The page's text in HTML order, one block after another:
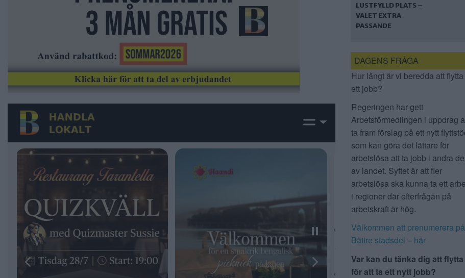
LUSTFYLLD PLATS –
VALET EXTRA
PASSANDE
DAGENS FRÅGA
Hur långt är vi beredda att
ett jobb?
Regeringen har gett
Arbetsförmedlingen i uppdrag
ta fram förslag på ett nytt
som kan göra det lättare för
arbetslösa att ta jobb i andra
av landet. Syftet är att fler
arbetslösa ska kunna ta ett
i regioner där efterfrågan på
arbetskraft är hög.
Välkommen att prenumerera på
Bättre stadsdel – här
Var kan du tänka dig att flytta
för att ta ett nytt jobb?